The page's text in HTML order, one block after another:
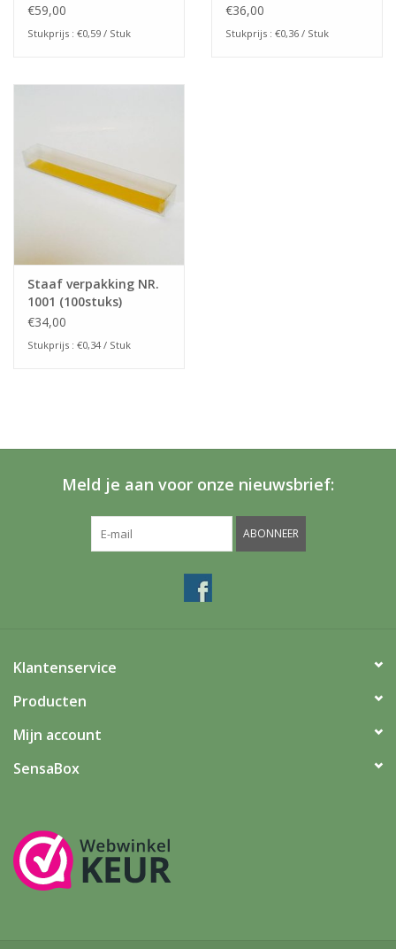
€59,00
Stukprijs : €0,59 / Stuk
€36,00
Stukprijs : €0,36 / Stuk
Staaf verpakking NR.
1001 (100stuks)
€34,00
Stukprijs : €0,34 / Stuk
Meld je aan voor onze nieuwsbrief:
ABONNEER
Klantenservice
Producten
Mijn account
SensaBox